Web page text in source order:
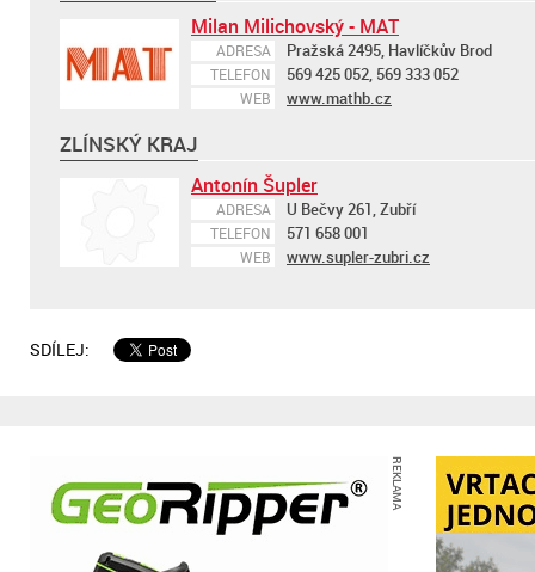
Milan Milichovský - MAT
ADRESA Pražská 2495, Havlíčkův Brod
TELEFON 569 425 052, 569 333 052
WEB www.mathb.cz
ZLÍNSKÝ KRAJ
Antonín Šupler
ADRESA U Bečvy 261, Zubří
TELEFON 571 658 001
WEB www.supler-zubri.cz
SDÍLEJ:
REKLAMA